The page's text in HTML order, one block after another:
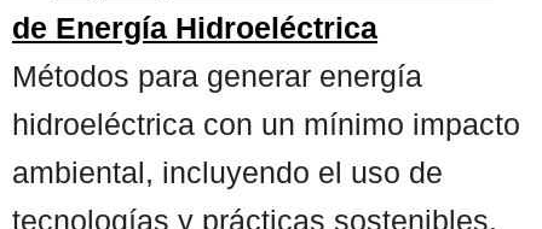
de Energía Hidroeléctrica
Métodos para generar energía
hidroeléctrica con un mínimo impacto
ambiental, incluyendo el uso de
tecnologías y prácticas sostenibles.